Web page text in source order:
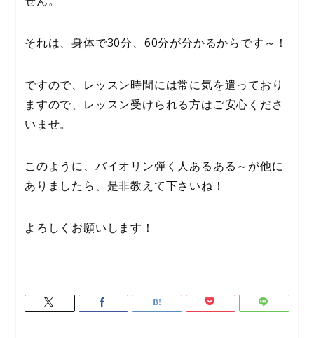
それは、身体で30分、60分が分かるからです～！
ですので、レッスン時間には常に気を遣っており
ますので、レッスン受けられる方はご安心くださ
いませ。
このように、バイオリン弾く人あるある～が他に
ありましたら、是非教えて下さいね！
よろしくお願いします！